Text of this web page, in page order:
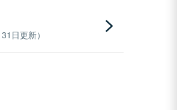
日更新）